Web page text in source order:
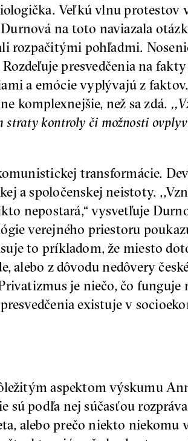
Veľkú vlnu protestov
na toto naviazala
rozpačitými pohľadmi.
presvedčenia na fakty
a emócie vyplývajú z
komplexnejšie, než sa zdá.
straty kontroly či možnosti
transformácie.
a spoločenskej neistoty.
nepostará,“ vysvetľuje
verejného priestoru
to príkladom, že miesto
alebo z dôvodu nedôvery
je niečo, čo funguje
existuje v
aspektom výskumu
sú podľa nej súčasťou
alebo prečo niekto niekomu